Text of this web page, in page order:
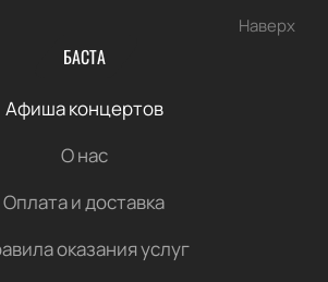
Наверх
БАСТА
Афиша концертов
О нас
Оплата и доставка
оказания услуг